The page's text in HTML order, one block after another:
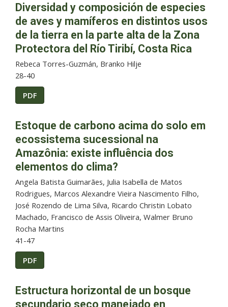
Diversidad y composición de especies
de aves y mamíferos en distintos usos
de la tierra en la parte alta de la Zona
Protectora del Río Tiribí, Costa Rica
Rebeca Torres-Guzmán, Branko Hilje
28-40
PDF
Estoque de carbono acima do solo em
ecossistema sucessional na
Amazônia: existe influência dos
elementos do clima?
Angela Batista Guimarães, Julia Isabella de Matos
Rodrigues, Marcos Alexandre Vieira Nascimento Filho,
José Rozendo de Lima Silva, Ricardo Christin Lobato
Machado, Francisco de Assis Oliveira, Walmer Bruno
Rocha Martins
41-47
PDF
Estructura horizontal de un bosque
secundario seco manejado en